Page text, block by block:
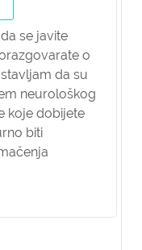
se javite
o
da su
neurološkog
koje dobijete
biti